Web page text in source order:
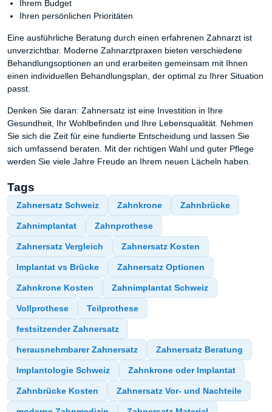
Ihrem Budget
Ihren persönlichen Prioritäten
Eine ausführliche Beratung durch einen erfahrenen Zahnarzt ist
unverzichtbar. Moderne Zahnarztpraxen bieten verschiedene
Behandlungsoptionen an und erarbeiten gemeinsam mit Ihnen
einen individuellen Behandlungsplan, der optimal zu Ihrer Situation
passt.
Denken Sie daran: Zahnersatz ist eine Investition in Ihre
Gesundheit, Ihr Wohlbefinden und Ihre Lebensqualität. Nehmen
Sie sich die Zeit für eine fundierte Entscheidung und lassen Sie
sich umfassend beraten. Mit der richtigen Wahl und guter Pflege
werden Sie viele Jahre Freude an Ihrem neuen Lächeln haben.
Tags
Zahnersatz Schweiz Zahnkrone Zahnbrücke
Zahnimplantat Zahnprothese
Zahnersatz Vergleich Zahnersatz Kosten
Implantat vs Brücke Zahnersatz Optionen
Zahnkrone Kosten Zahnimplantat Schweiz
Vollprothese Teilprothese
festsitzender Zahnersatz
herausnehmbarer Zahnersatz Zahnersatz Beratung
Implantologie Schweiz Zahnkrone oder Implantat
Zahnbrücke Kosten Zahnersatz Vor- und Nachteile